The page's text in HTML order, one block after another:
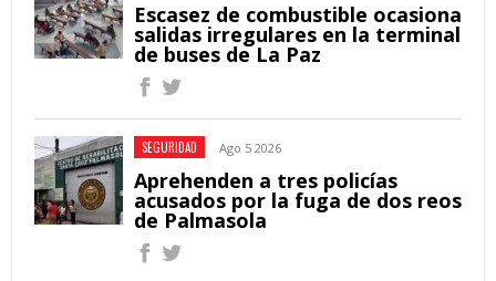
Escasez de combustible ocasiona
salidas irregulares en la terminal
de buses de La Paz
SEGURIDAD Ago 5 2026
Aprehenden a tres policías
acusados por la fuga de dos reos
de Palmasola